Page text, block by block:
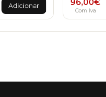
Adicionar 96,00€
Com Iva